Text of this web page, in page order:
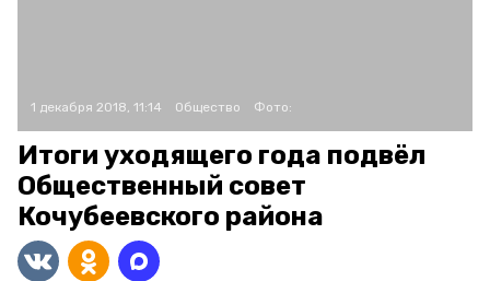
1 декабря 2018, 11:14 Общество Фото:
Итоги уходящего года подвёл
Общественный совет
Кочубеевского района